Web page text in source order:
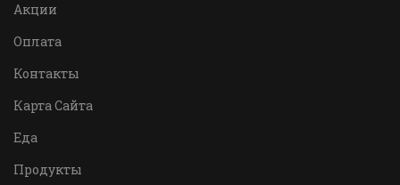
Акции
Оплата
Контакты
Карта Сайта
Еда
Продукты